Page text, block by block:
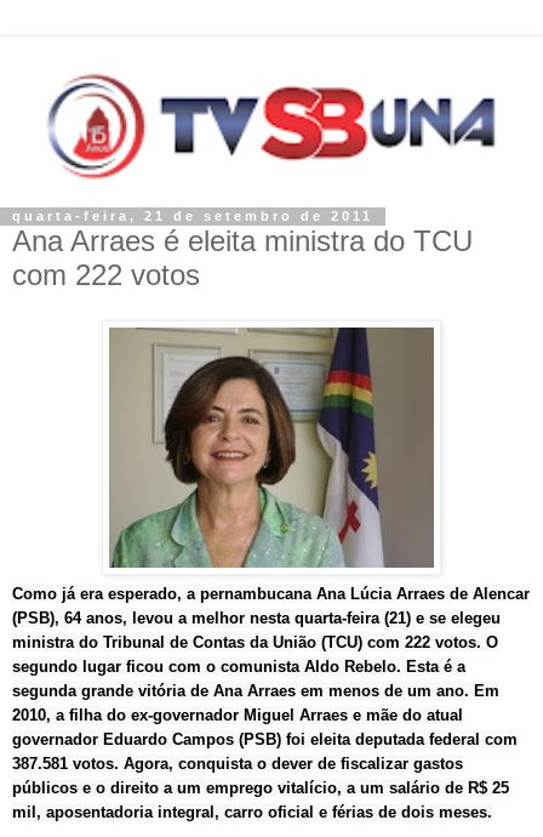
quarta-feira, 21 de setembro de 2011
Ana Arraes é eleita ministra do TCU
com 222 votos
Como já era esperado, a pernambucana Ana Lúcia Arraes de Alencar
(PSB), 64 anos, levou a melhor nesta quarta-feira (21) e se elegeu
ministra do Tribunal de Contas da União (TCU) com 222 votos. O
segundo lugar ficou com o comunista Aldo Rebelo. Esta é a
segunda grande vitória de Ana Arraes em menos de um ano. Em
2010, a filha do ex-governador Miguel Arraes e mãe do atual
governador Eduardo Campos (PSB) foi eleita deputada federal com
387.581 votos. Agora, conquista o dever de fiscalizar gastos
públicos e o direito a um emprego vitalício, a um salário de R$ 25
mil, aposentadoria integral, carro oficial e férias de dois meses.